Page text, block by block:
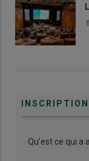
Qu’est ce qui